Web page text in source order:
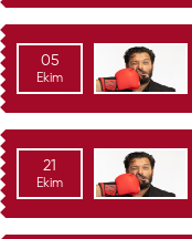
05
Ekim
21
Ekim